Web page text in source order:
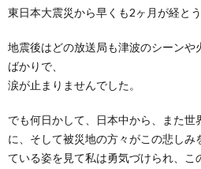
東日本大震災から早くも2ヶ月が経とう
地震後はどの放送局も津波のシーンや
ばかりで、
涙が止まりませんでした。
でも何日かして、日本中から、また世
に、そして被災地の方々がこの悲しみ
ている姿を見て私は勇気づけられ、こ